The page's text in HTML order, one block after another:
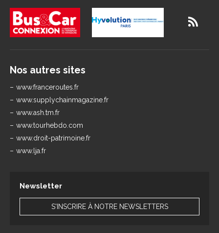
Nos autres sites
www.franceroutes.fr
www.supplychainmagazine.fr
www.ash.tm.fr
www.tourhebdo.com
www.droit-patrimoine.fr
www.lja.fr
Newsletter
S'INSCRIRE À NOTRE NEWSLETTERS